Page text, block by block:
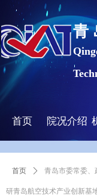
首页 院况介绍
青
首页 ꄲ 青岛市委常委、
研青岛航空技术产业创新基